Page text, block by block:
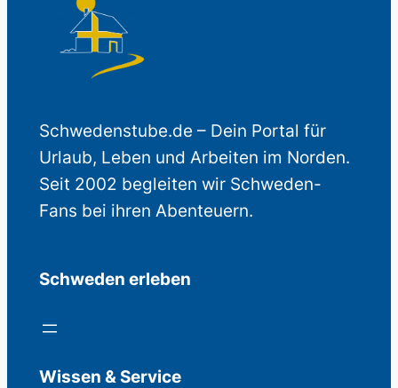
Schwedenstube.de – Dein Portal für
Urlaub, Leben und Arbeiten im Norden.
Seit 2002 begleiten wir Schweden-
Fans bei ihren Abenteuern.
Schweden erleben
Wissen & Service